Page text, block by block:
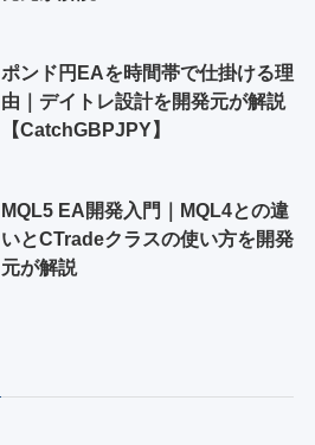
ポンド円EAを時間帯で仕掛ける理
由｜デイトレ設計を開発元が解説
【CatchGBPJPY】
MQL5 EA開発入門｜MQL4との違
いとCTradeクラスの使い方を開発
元が解説